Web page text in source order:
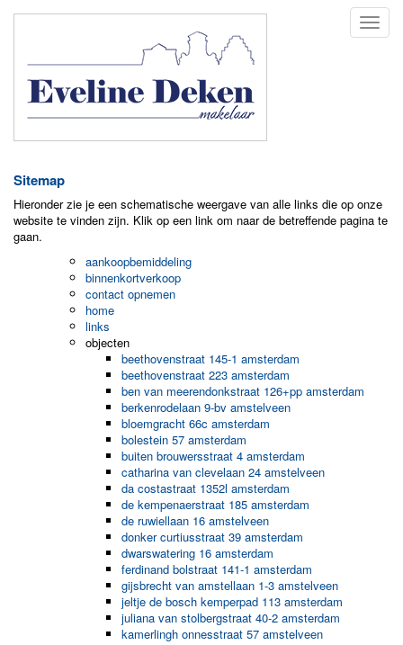
Sitemap
Hieronder zie je een schematische weergave van alle links die op onze
website te vinden zijn. Klik op een link om naar de betreffende pagina te
gaan.
aankoopbemiddeling
binnenkortverkoop
contact opnemen
home
links
objecten
beethovenstraat 145-1 amsterdam
beethovenstraat 223 amsterdam
ben van meerendonkstraat 126+pp amsterdam
berkenrodelaan 9-bv amstelveen
bloemgracht 66c amsterdam
bolestein 57 amsterdam
buiten brouwersstraat 4 amsterdam
catharina van clevelaan 24 amstelveen
da costastraat 1352l amsterdam
de kempenaerstraat 185 amsterdam
de ruwiellaan 16 amstelveen
donker curtiusstraat 39 amsterdam
dwarswatering 16 amsterdam
ferdinand bolstraat 141-1 amsterdam
gijsbrecht van amstellaan 1-3 amstelveen
jeltje de bosch kemperpad 113 amsterdam
juliana van stolbergstraat 40-2 amsterdam
kamerlingh onnesstraat 57 amstelveen